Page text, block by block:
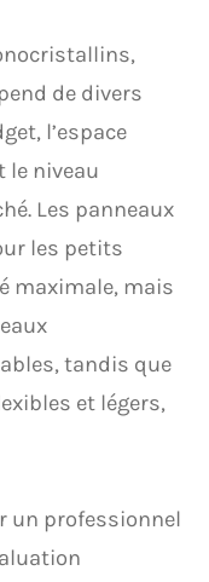
de divers
l’espace
le niveau
Les panneaux
les petits
maximale, mais
tandis que
et légers,
un professionnel